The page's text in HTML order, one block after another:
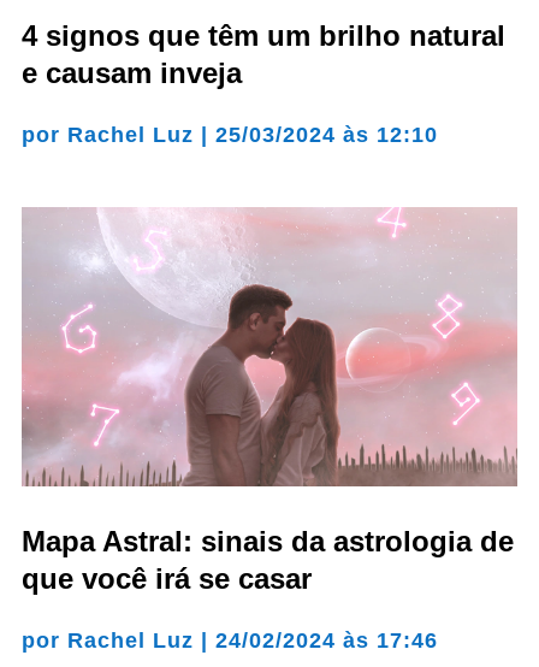
4 signos que têm um brilho natural
e causam inveja
por Rachel Luz | 25/03/2024 às 12:10
Mapa Astral: sinais da astrologia de
que você irá se casar
por Rachel Luz | 24/02/2024 às 17:46